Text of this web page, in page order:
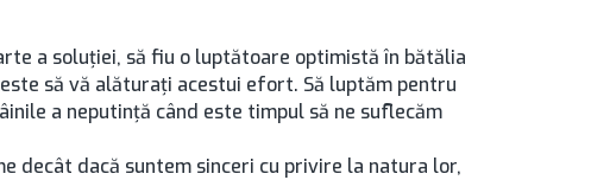
a soluției, să fiu o luptătoare optimistă în bătălia
să vă alăturați acestui efort. Să luptăm pentru
a neputință când este timpul să ne suflecăm
decât dacă suntem sinceri cu privire la natura lor,